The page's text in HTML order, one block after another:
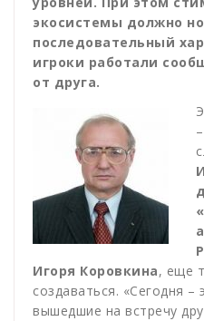
экосистемы должно
последовательный
игроки работали
от друга.
Игоря Коровкина, еще
создаваться. «Сегодня –
вышедшие на встречу